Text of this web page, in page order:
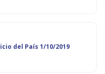
del País 1/10/2019